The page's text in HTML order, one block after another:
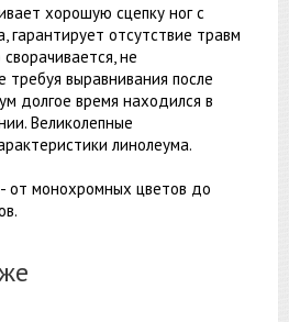
хорошую сцепку ног с
гарантирует отсутствие травм
не
выравнивания после
долгое время находился в
Великолепные
линолеума.
от монохромных цветов до